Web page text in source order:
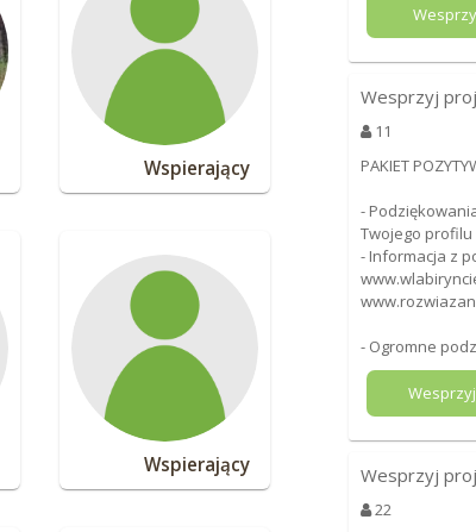
Wspierający
Wspierający
Wesprzyj
11
PAKIET
-
Twojego profilu
- Informacja z
- Ogromne
Wesprzyj
22